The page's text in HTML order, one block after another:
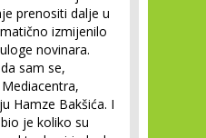
prenositi dalje u
izmijenilo
novinara.
sam se,
Hamze Bakšića. I
je koliko su